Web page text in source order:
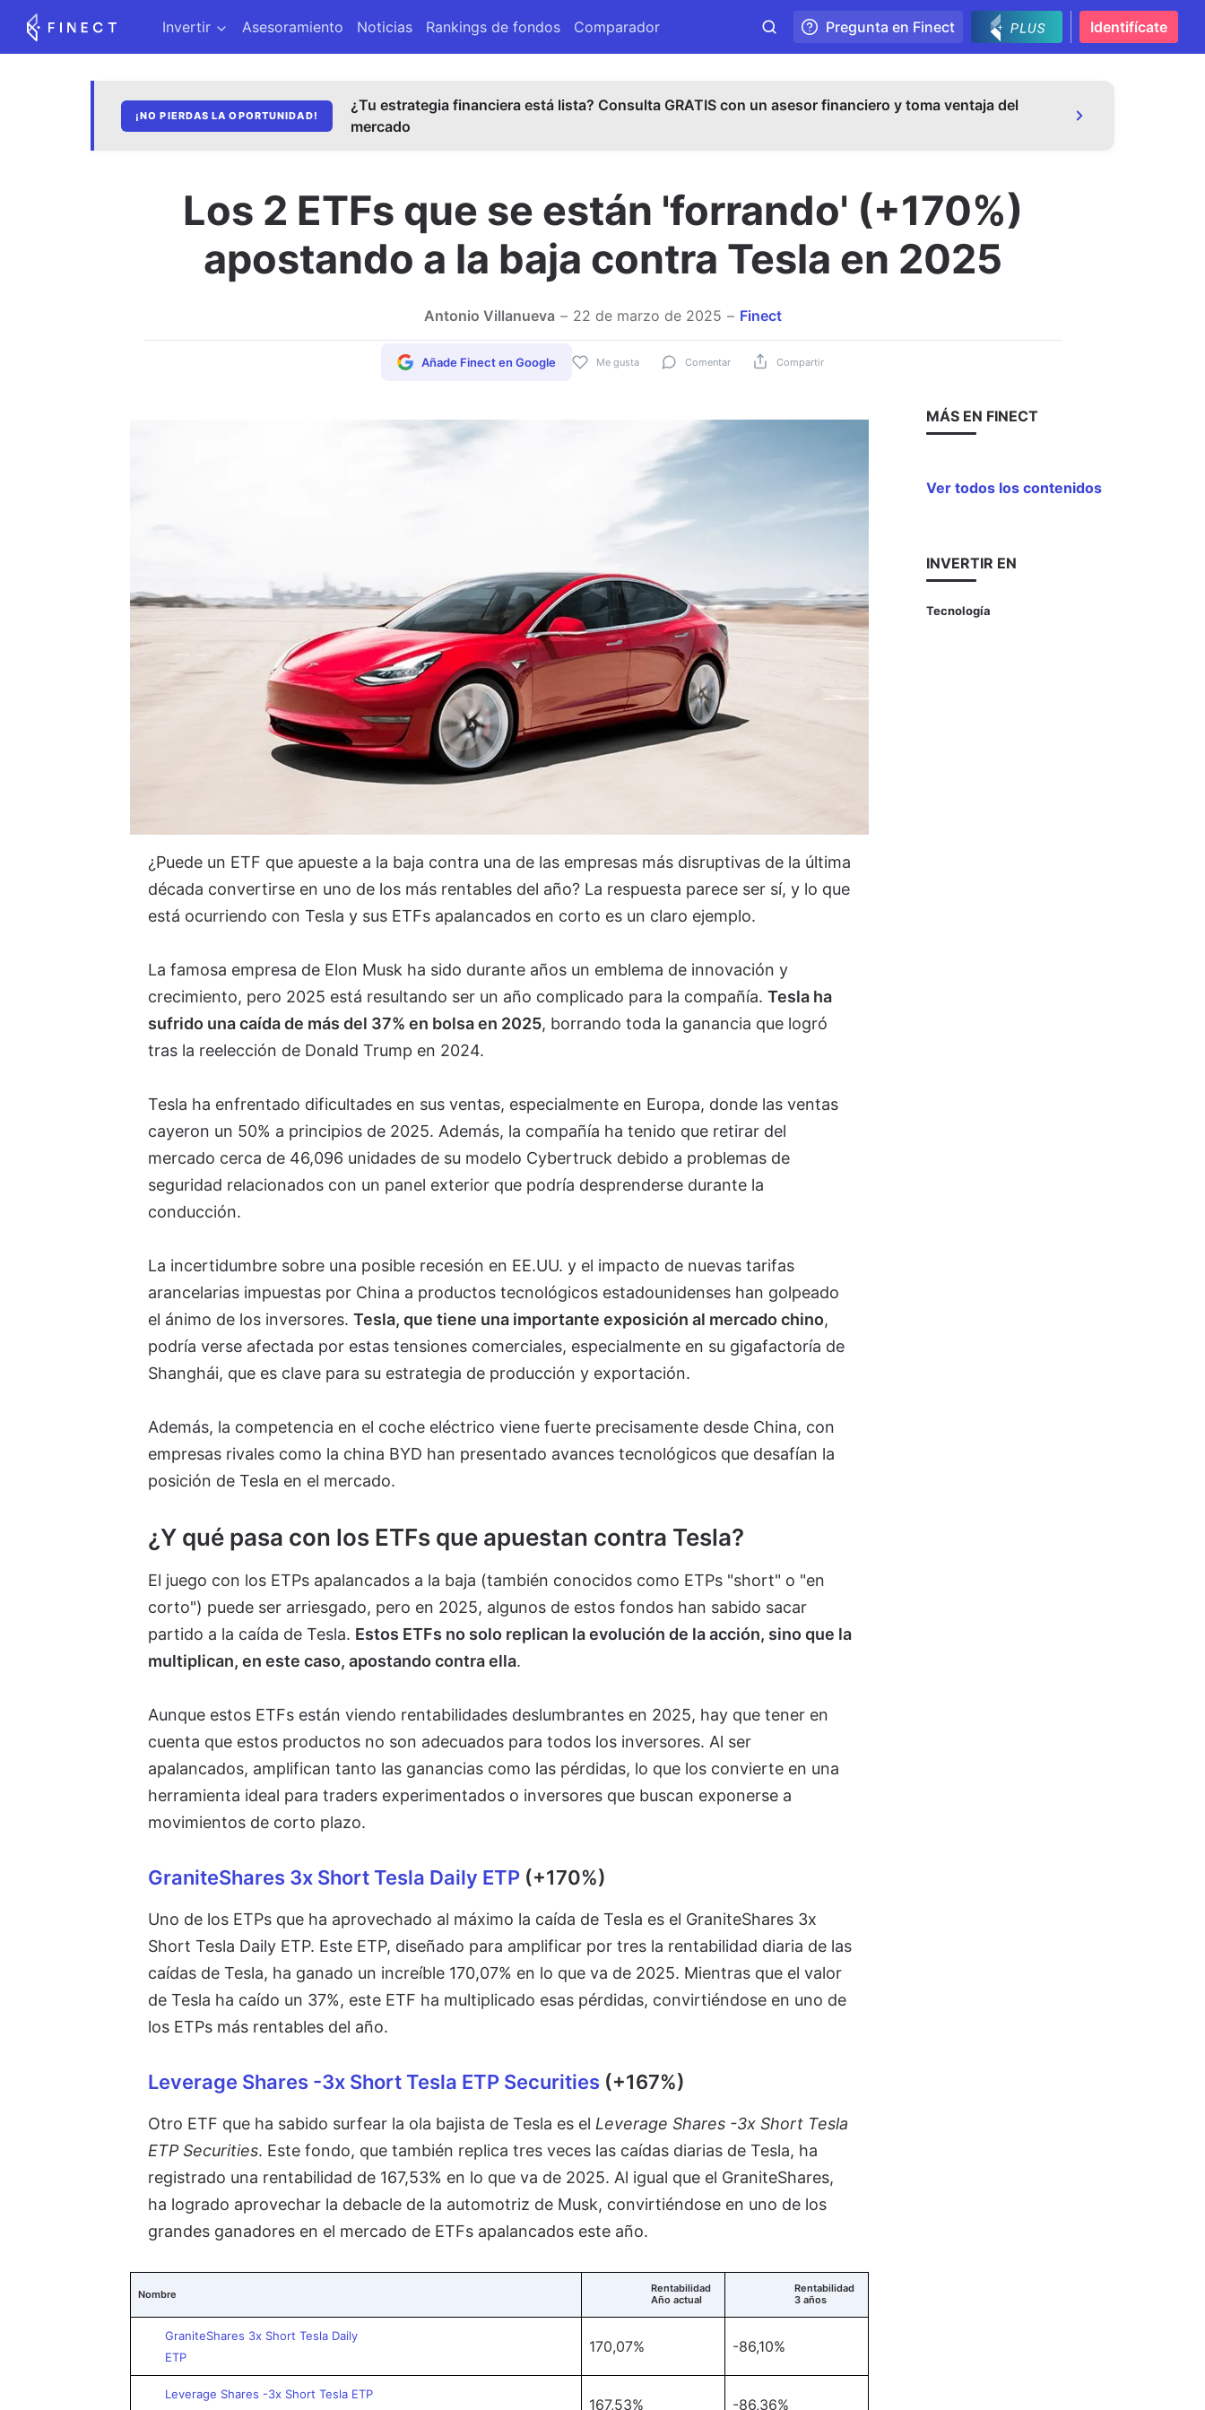
Invertir Asesoramiento Noticias Rankings de fondos Comparador Pregunta en Finect Identifícate
¡NO PIERDAS LA OPORTUNIDAD!
¿Tu estrategia financiera está lista? Consulta GRATIS con un asesor financiero y toma ventaja del
mercado
Los 2 ETFs que se están 'forrando' (+170%)
apostando a la baja contra Tesla en 2025
Antonio Villanueva 22 de marzo de 2025 Finect
Me gusta Comentar Compartir
Añade Finect en Google
¿Puede un ETF que apueste a la baja contra una de las empresas más disruptivas de la última
década convertirse en uno de los más rentables del año? La respuesta parece ser sí, y lo que
está ocurriendo con Tesla y sus ETFs apalancados en corto es un claro ejemplo.
La famosa empresa de Elon Musk ha sido durante años un emblema de innovación y
crecimiento, pero 2025 está resultando ser un año complicado para la compañía. Tesla ha
sufrido una caída de más del 37% en bolsa en 2025, borrando toda la ganancia que logró
tras la reelección de Donald Trump en 2024.
Tesla ha enfrentado dificultades en sus ventas, especialmente en Europa, donde las ventas
cayeron un 50% a principios de 2025. Además, la compañía ha tenido que retirar del
mercado cerca de 46,096 unidades de su modelo Cybertruck debido a problemas de
seguridad relacionados con un panel exterior que podría desprenderse durante la
conducción.
La incertidumbre sobre una posible recesión en EE.UU. y el impacto de nuevas tarifas
arancelarias impuestas por China a productos tecnológicos estadounidenses han golpeado
el ánimo de los inversores. Tesla, que tiene una importante exposición al mercado chino,
podría verse afectada por estas tensiones comerciales, especialmente en su gigafactoría de
Shanghái, que es clave para su estrategia de producción y exportación.
Además, la competencia en el coche eléctrico viene fuerte precisamente desde China, con
empresas rivales como la china BYD han presentado avances tecnológicos que desafían la
posición de Tesla en el mercado.
¿Y qué pasa con los ETFs que apuestan contra Tesla?
El juego con los ETPs apalancados a la baja (también conocidos como ETPs "short" o "en
corto") puede ser arriesgado, pero en 2025, algunos de estos fondos han sabido sacar
partido a la caída de Tesla. Estos ETFs no solo replican la evolución de la acción, sino que la
multiplican, en este caso, apostando contra ella.
Aunque estos ETFs están viendo rentabilidades deslumbrantes en 2025, hay que tener en
cuenta que estos productos no son adecuados para todos los inversores. Al ser
apalancados, amplifican tanto las ganancias como las pérdidas, lo que los convierte en una
herramienta ideal para traders experimentados o inversores que buscan exponerse a
movimientos de corto plazo.
GraniteShares 3x Short Tesla Daily ETP(+170%)
Uno de los ETPs que ha aprovechado al máximo la caída de Tesla es el GraniteShares 3x
Short Tesla Daily ETP. Este ETP, diseñado para amplificar por tres la rentabilidad diaria de las
caídas de Tesla, ha ganado un increíble 170,07% en lo que va de 2025. Mientras que el valor
de Tesla ha caído un 37%, este ETF ha multiplicado esas pérdidas, convirtiéndose en uno de
los ETPs más rentables del año.
Leverage Shares -3x Short Tesla ETP Securities(+167%)
Otro ETF que ha sabido surfear la ola bajista de Tesla es el Leverage Shares -3x Short Tesla
ETP Securities. Este fondo, que también replica tres veces las caídas diarias de Tesla, ha
registrado una rentabilidad de 167,53% en lo que va de 2025. Al igual que el GraniteShares,
ha logrado aprovechar la debacle de la automotriz de Musk, convirtiéndose en uno de los
grandes ganadores en el mercado de ETFs apalancados este año.
Nombre
Rentabilidad
Año actual
Rentabilidad
3 años
GraniteShares 3x Short Tesla Daily
ETP
170,07% -86,10%
Leverage Shares -3x Short Tesla ETP
167,53% -86,36%
MÁS EN FINECT
Ver todos los contenidos
INVERTIR EN
Tecnología